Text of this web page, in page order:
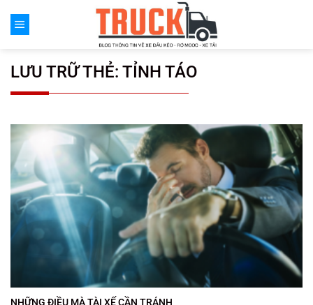
đến
LƯU TRỮ THẺ: TỈNH TÁO
NHỮNG ĐIỀU MÀ TÀI XẾ CẦN TRÁNH